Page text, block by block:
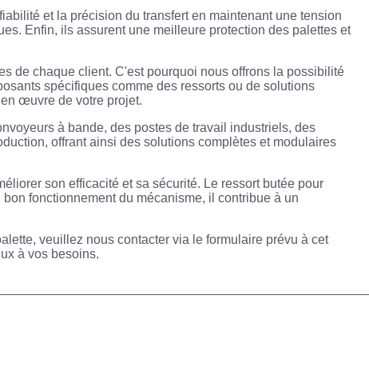
et la précision du transfert en maintenant une tension
Enfin, ils assurent une meilleure protection des palettes et
de chaque client. C'est pourquoi nous offrons la possibilité
spécifiques comme des ressorts ou de solutions
œuvre de votre projet.
à bande, des postes de travail industriels, des
offrant ainsi des solutions complètes et modulaires
son efficacité et sa sécurité. Le ressort butée pour
fonctionnement du mécanisme, il contribue à un
veuillez nous contacter via le formulaire prévu à cet
à vos besoins.